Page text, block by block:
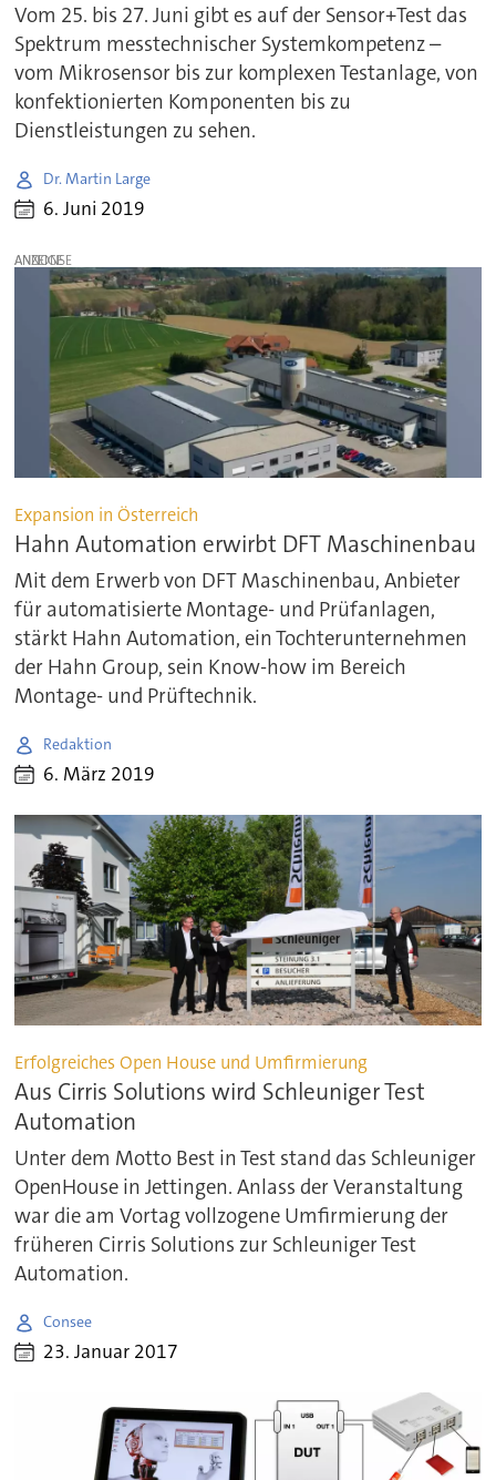
Vom 25. bis 27. Juni gibt es auf der Sensor+Test das
Spektrum messtechnischer Systemkompetenz –
vom Mikrosensor bis zur komplexen Testanlage, von
konfektionierten Komponenten bis zu
Dienstleistungen zu sehen.
Dr. Martin Large
6. Juni 2019
ANZEIGE
Expansion in Österreich
Hahn Automation erwirbt DFT Maschinenbau
Mit dem Erwerb von DFT Maschinenbau, Anbieter
für automatisierte Montage- und Prüfanlagen,
stärkt Hahn Automation, ein Tochterunternehmen
der Hahn Group, sein Know-how im Bereich
Montage- und Prüftechnik.
Redaktion
6. März 2019
Erfolgreiches Open House und Umfirmierung
Aus Cirris Solutions wird Schleuniger Test
Automation
Unter dem Motto Best in Test stand das Schleuniger
OpenHouse in Jettingen. Anlass der Veranstaltung
war die am Vortag vollzogene Umfirmierung der
früheren Cirris Solutions zur Schleuniger Test
Automation.
Consee
23. Januar 2017